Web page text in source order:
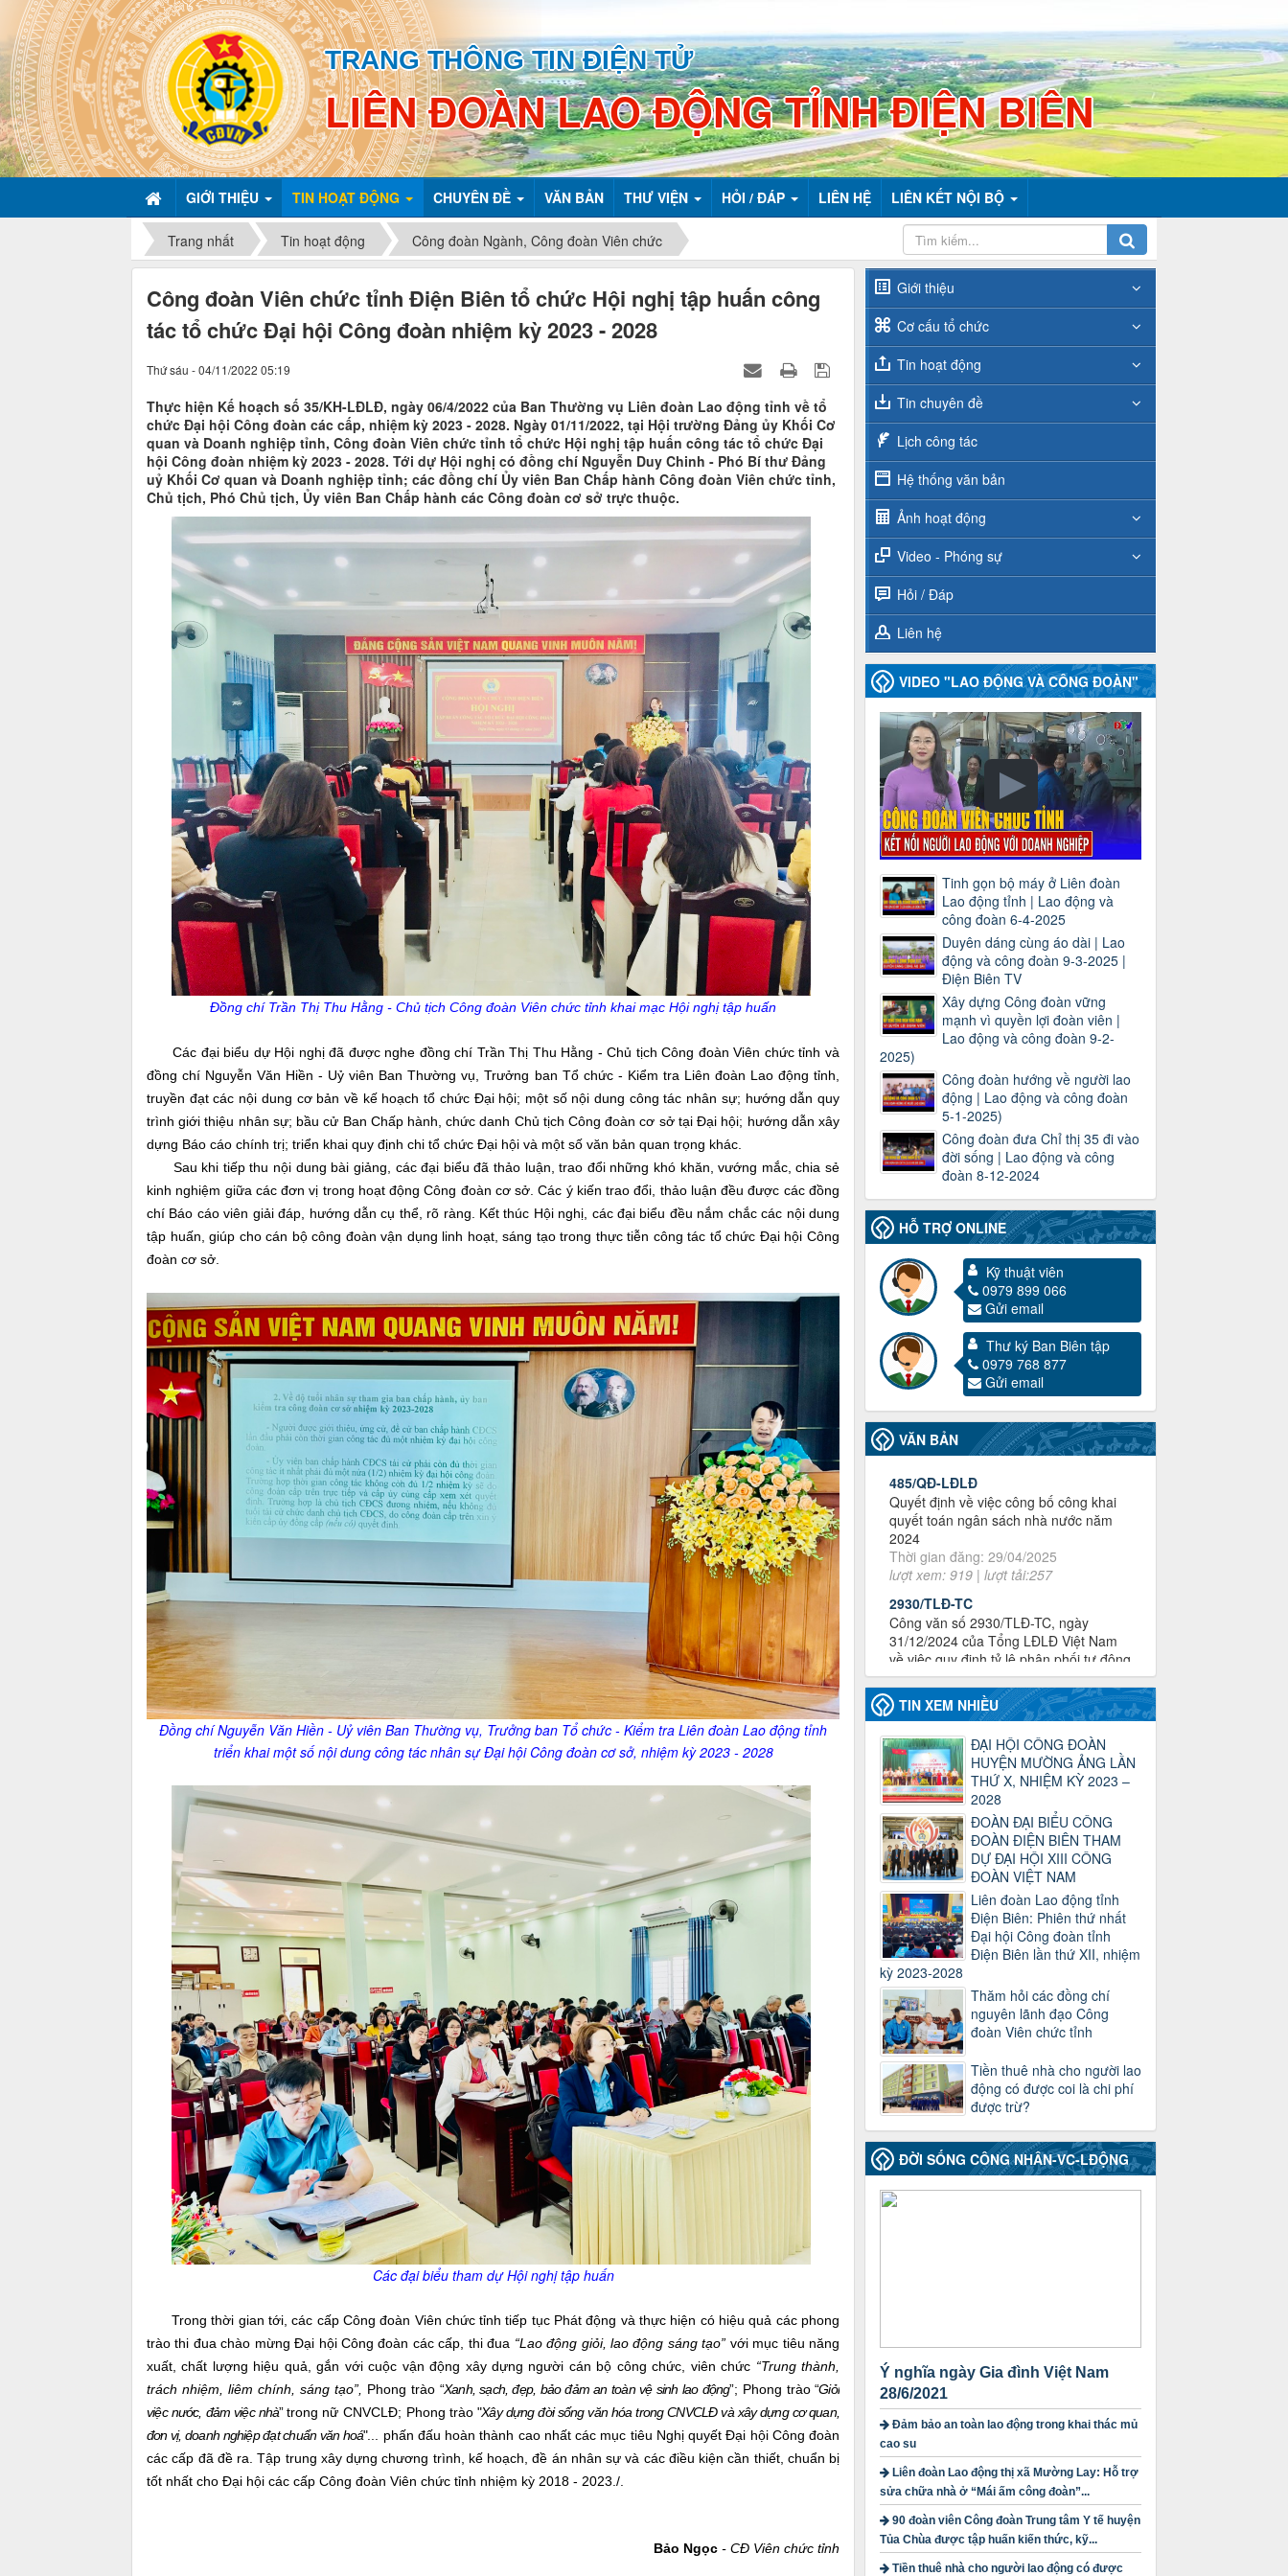
TRANG THÔNG TIN ĐIỆN TỬ
LIÊN ĐOÀN LAO ĐỘNG TỈNH ĐIỆN BIÊN
GIỚI THIỆU TIN HOẠT ĐỘNG CHUYÊN ĐỀ VĂN BẢN THƯ VIỆN HỎI / ĐÁP LIÊN HỆ LIÊN KẾT NỘI BỘ
Trang nhất Tin hoạt động Công đoàn Ngành, Công đoàn Viên chức
Công đoàn Viên chức tỉnh Điện Biên tổ chức Hội nghị tập huấn công
tác tổ chức Đại hội Công đoàn nhiệm kỳ 2023 - 2028
Thứ sáu - 04/11/2022 05:19
Thực hiện Kế hoạch số 35/KH-LĐLĐ, ngày 06/4/2022 của Ban Thường vụ Liên đoàn Lao động tỉnh về tổ
chức Đại hội Công đoàn các cấp, nhiệm kỳ 2023 - 2028. Ngày 01/11/2022, tại Hội trường Đảng ủy Khối Cơ
quan và Doanh nghiệp tỉnh, Công đoàn Viên chức tỉnh tổ chức Hội nghị tập huấn công tác tổ chức Đại
hội Công đoàn nhiệm kỳ 2023 - 2028. Tới dự Hội nghị có đồng chí Nguyễn Duy Chinh - Phó Bí thư Đảng
uỷ Khối Cơ quan và Doanh nghiệp tỉnh; các đồng chí Ủy viên Ban Chấp hành Công đoàn Viên chức tỉnh,
Chủ tịch, Phó Chủ tịch, Ủy viên Ban Chấp hành các Công đoàn cơ sở trực thuộc.
Đồng chí Trần Thị Thu Hằng - Chủ tịch Công đoàn Viên chức tỉnh khai mạc Hội nghị tập huấn
Các đại biểu dự Hội nghị đã được nghe đồng chí Trần Thị Thu Hằng - Chủ tịch Công đoàn Viên chức tỉnh và
đồng chí Nguyễn Văn Hiền - Uỷ viên Ban Thường vụ, Trưởng ban Tổ chức - Kiểm tra Liên đoàn Lao động tỉnh,
truyền đạt các nội dung cơ bản về kế hoạch tổ chức Đại hội; một số nội dung công tác nhân sự; hướng dẫn quy
trình giới thiệu nhân sự; bầu cử Ban Chấp hành, chức danh Chủ tịch Công đoàn cơ sở tại Đại hội; hướng dẫn xây
dựng Báo cáo chính trị; triển khai quy định chi tổ chức Đại hội và một số văn bản quan trọng khác.
Sau khi tiếp thu nội dung bài giảng, các đại biểu đã thảo luận, trao đổi những khó khăn, vướng mắc, chia sẻ
kinh nghiệm giữa các đơn vị trong hoạt động Công đoàn cơ sở. Các ý kiến trao đổi, thảo luận đều được các đồng
chí Báo cáo viên giải đáp, hướng dẫn cụ thể, rõ ràng. Kết thúc Hội nghị, các đại biểu đều nắm chắc các nội dung
tập huấn, giúp cho cán bộ công đoàn vận dụng linh hoạt, sáng tạo trong thực tiễn công tác tổ chức Đại hội Công
đoàn cơ sở.
Đồng chí Nguyễn Văn Hiền - Uỷ viên Ban Thường vụ, Trưởng ban Tổ chức - Kiểm tra Liên đoàn Lao động tỉnh
triển khai một số nội dung công tác nhân sự Đại hội Công đoàn cơ sở, nhiệm kỳ 2023 - 2028
Các đại biểu tham dự Hội nghị tập huấn
Trong thời gian tới, các cấp Công đoàn Viên chức tỉnh tiếp tục Phát động và thực hiện có hiệu quả các phong
trào thi đua chào mừng Đại hội Công đoàn các cấp, thi đua “Lao động giỏi, lao động sáng tạo” với mục tiêu năng
xuất, chất lượng hiệu quả, gắn với cuộc vận động xây dựng người cán bộ công chức, viên chức “Trung thành,
trách nhiệm, liêm chính, sáng tạo”,
Phong trào “Xanh, sạch, đẹp, bảo đảm an toàn vệ sinh lao động”; Phong trào“Giỏi
việc nước, đảm việc nhà” trong nữ CNVCLĐ; Phong trào "Xây dựng đời sống văn hóa trong CNVCLĐ và xây dựng cơ quan,
đơn vị, doanh nghiệp đạt chuẩn văn hoá"... phấn đấu hoàn thành cao nhất các mục tiêu Nghị quyết Đại hội Công đoàn
các cấp đã đề ra. Tập trung xây dựng chương trình, kế hoạch, đề án nhân sự và các điều kiện cần thiết, chuẩn bị
tốt nhất cho Đại hội các cấp Công đoàn Viên chức tỉnh nhiệm kỳ 2018 - 2023./.
Bảo Ngọc - CĐ Viên chức tỉnh
Giới thiệu
Cơ cấu tổ chức
Tin hoạt động
Tin chuyên đề
Lịch công tác
Hệ thống văn bản
Ảnh hoạt động
Video - Phóng sự
Hỏi / Đáp
Liên hệ
VIDEO "LAO ĐỘNG VÀ CÔNG ĐOÀN"
Tinh gọn bộ máy ở Liên đoàn
Lao động tỉnh | Lao động và
công đoàn 6-4-2025
Duyên dáng cùng áo dài | Lao
động và công đoàn 9-3-2025 |
Điện Biên TV
Xây dựng Công đoàn vững
mạnh vì quyền lợi đoàn viên |
Lao động và công đoàn 9-2-
2025)
Công đoàn hướng về người lao
động | Lao động và công đoàn
5-1-2025)
Công đoàn đưa Chỉ thị 35 đi vào
đời sống | Lao động và công
đoàn 8-12-2024
HỖ TRỢ ONLINE
Kỹ thuật viên
0979 899 066
Gửi email
Thư ký Ban Biên tập
0979 768 877
Gửi email
VĂN BẢN
3716/TLD-TC
Công văn hướng dẫn công tác quả lý tài
nhập, chấm dứt hoạt động
Thời gian đăng: 13/04/2025
lượt xem: 2006 | lượt tải:722
60/TB-LĐLĐ
Thông báo công khai dự toán thu, chi
tài chính công đoàn LĐLĐ tỉnh Điện
Biên năm 2025
Thời gian đăng: 28/04/2025
lượt xem: 822 | lượt tải:286
485/QĐ-LĐLĐ
Quyết định về việc công bố công khai
quyết toán ngân sách nhà nước năm
2024
lượt xem: 919 | lượt tải:257
2930/TLĐ-TC
Công văn số 2930/TLĐ-TC, ngày
31/12/2024 của Tổng LĐLĐ Việt Nam
về việc quy định tỷ lệ phân phối tự động
KPCĐ 2% qua tài khoản Công đoàn
Việt Nam về các cấp Công đoàn năm
2025
Thời gian đăng: 06/01/2025
lượt xem: 1067 | lượt tải:438
47-TTCĐ/BTGTU
Thông tin chuyên đề: Một số nôi dung
thống chính trị tinh gọn, hoạt động hiệu
lực, hiệu quả
Thời gian đăng: 25/12/2024
lượt xem: 1226 | lượt tải:339
37/HD-TLĐ
Hướng dẫn Công đoàn với việc tổ chức
và hoạt động của Ban Thanh tra Nhân
dân
Thời gian đăng: 27/12/2024
lượt xem: 4953 | lượt tải:1355
35/HD-TLĐ
Hướng dẫn thực hiện một số nội dung
chi liên quan đến công tác kiểm tra,
giám sát tại Công đoàn cơ sở
Thời gian đăng: 27/12/2024
lượt xem: 2078 | lượt tải:510
50/2024/QH/15
Luật Công đoàn 2024
Thời gian đăng: 25/12/2024
lượt xem: 4231 | lượt tải:322
2010-CV/TU
Tăng cường công tác lãnh đạo, chỉ đạo
phát triển đoàn viên, thành lập Công
đoàn cơ sở trong các doanh nghiệp khu
dựng và giao dự toán tài chính công
đoàn năm 2025
Thời gian đăng: 23/09/2024
lượt xem: 4200 | lượt tải:1315
3716/TLD-TC
Công văn hướng dẫn công tác quả lý tài
chính, tài sản công đoàn khi đơn vị sát
nhập, chấm dứt hoạt động
Thời gian đăng: 13/04/2025
lượt xem: 2006 | lượt tải:722
60/TB-LĐLĐ
TIN XEM NHIỀU
ĐẠI HỘI CÔNG ĐOÀN
HUYỆN MƯỜNG ẢNG LẦN
THỨ X, NHIỆM KỲ 2023 –
2028
ĐOÀN ĐẠI BIỂU CÔNG
ĐOÀN ĐIỆN BIÊN THAM
DỰ ĐẠI HỘI XIII CÔNG
ĐOÀN VIỆT NAM
Liên đoàn Lao động tỉnh
Điện Biên: Phiên thứ nhất
Đại hội Công đoàn tỉnh
Điện Biên lần thứ XII, nhiệm
kỳ 2023-2028
Thăm hỏi các đồng chí
nguyên lãnh đạo Công
đoàn Viên chức tỉnh
Tiền thuê nhà cho người lao
động có được coi là chi phí
được trừ?
ĐỜI SỐNG CÔNG NHÂN-VC-LĐỘNG
Ý nghĩa ngày Gia đình Việt Nam
28/6/2021
Đảm bảo an toàn lao động trong khai thác mủ
cao su
Liên đoàn Lao động thị xã Mường Lay: Hỗ trợ
sửa chữa nhà ở “Mái ấm công đoàn”...
90 đoàn viên Công đoàn Trung tâm Y tế huyện
Tủa Chùa được tập huấn kiến thức, kỹ...
Tiền thuê nhà cho người lao động có được